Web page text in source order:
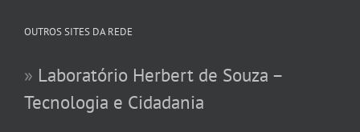
OUTROS SITES DA REDE
» Laboratório Herbert de Souza –
Tecnologia e Cidadania